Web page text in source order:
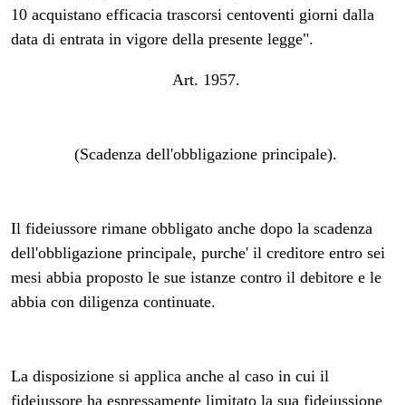
10 acquistano efficacia trascorsi centoventi giorni dalla
data di entrata in vigore della presente legge".
Art. 1957.
(Scadenza dell'obbligazione principale).
Il fideiussore rimane obbligato anche dopo la scadenza
dell'obbligazione principale, purche' il creditore entro sei
mesi abbia proposto le sue istanze contro il debitore e le
abbia con diligenza continuate.
La disposizione si applica anche al caso in cui il
fideiussore ha espressamente limitato la sua fideiussione